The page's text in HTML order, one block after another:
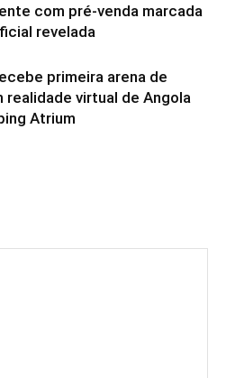
com pré-venda marcada
revelada
primeira arena de
realidade virtual de Angola
Atrium